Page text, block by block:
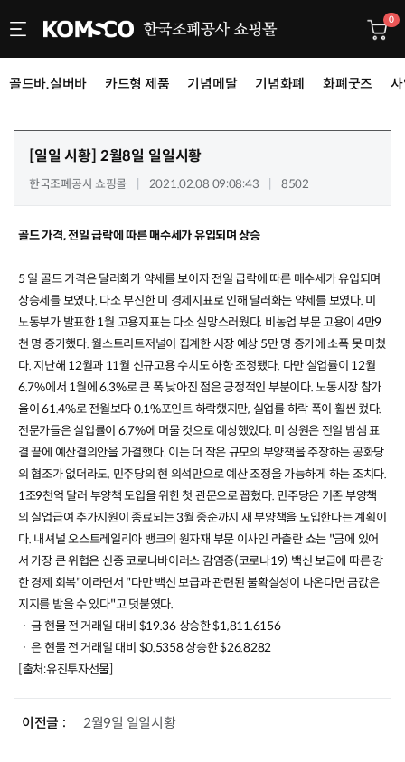
0
골드바.실버바 카드형 제품 기념메달 기념화폐 화폐굿즈
[일일 시황] 2월8일 일일시황
한국조폐공사 쇼핑몰 2021.02.08 09:08:43 8502
골드 가격, 전일 급락에 따른 매수세가 유입되며 상승
5 일 골드 가격은 달러화가 약세를 보이자 전일 급락에 따른 매수세가 유입되며
상승세를 보였다. 다소 부진한 미 경제지표로 인해 달러화는 약세를 보였다. 미
노동부가 발표한1월 고용지표는 다소 실망스러웠다. 비농업 부문 고용이 4만9
천 명 증가했다.월스트리트저널이 집계한 시장 예상 5만 명 증가에 소폭 못 미쳤
다. 지난해 12월과11월 신규고용 수치도 하향 조정됐다. 다만 실업률이 12월
6.7%에서 1월에 6.3%로 큰 폭 낮아진 점은 긍정적인 부분이다.노동시장 참가
율이 61.4%로 전월보다0.1%포인트 하락했지만, 실업률 하락 폭이 훨씬 컸다.
전문가들은 실업률이 6.7%에 머물 것으로 예상했었다. 미 상원은 전일 밤샘 표
결 끝에 예산결의안을 가결했다. 이는 더 작은 규모의 부양책을 주장하는 공화당
의 협조가 없더라도, 민주당의 현 의석만으로 예산 조정을 가능하게 하는 조치다.
1조9천억 달러 부양책 도입을 위한 첫 관문으로 꼽혔다. 민주당은 기존 부양책
의 실업급여 추가지원이 종료되는3월 중순까지 새 부양책을 도입한다는 계획이
다. 내셔널 오스트레일리아 뱅크의 원자재 부문 이사인 라츨란 쇼는"금에 있어
서 가장 큰 위협은 신종 코로나바이러스 감염증(코로나19) 백신 보급에 따른 강
한 경제 회복"이라면서 "다만 백신 보급과 관련된 불확실성이 나온다면 금값은
지지를 받을 수 있다"고 덧붙였다.
ㆍ 금 현물 전 거래일 대비 $19.36 상승한$1,811.6156
ㆍ 은 현물 전 거래일 대비 $0.5358상승한$26.8282
[출처:유진투자선물]
이전글 2월9일 일일시황